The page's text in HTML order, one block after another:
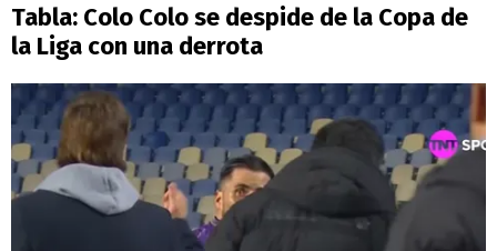
Tabla: Colo Colo se despide de la Copa de
la Liga con una derrota